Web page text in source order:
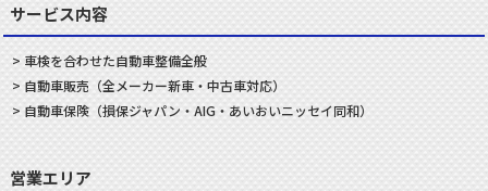
サービス内容
車検を合わせた自動車整備全般
自動車販売 （全メーカー新車・中古車対応）
自動車保険（損保ジャパン・AIG・あいおいニッセイ同和）
営業エリア